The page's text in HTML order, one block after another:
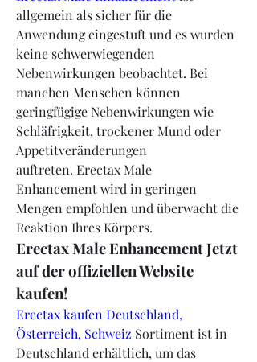
allgemein als sicher für die
Anwendung eingestuft und es wurden
keine schwerwiegenden
Nebenwirkungen beobachtet. Bei
manchen Menschen können
geringfügige Nebenwirkungen wie
Schläfrigkeit, trockener Mund oder
Appetitveränderungen
auftreten. Erectax Male
Enhancement wird in geringen
Mengen empfohlen und überwacht die
Reaktion Ihres Körpers.
Erectax Male Enhancement Jetzt
auf der offiziellen Website
kaufen!
Erectax kaufen Deutschland,
Österreich, Schweiz Sortiment ist in
Deutschland erhältlich, um das